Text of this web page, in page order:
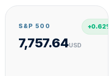
S&P 500
7,757.64USD
+0.62%